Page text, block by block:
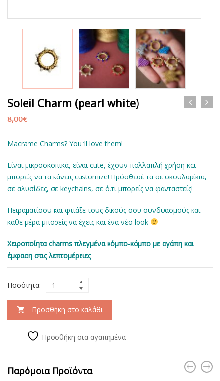
Soleil Charm (pearl white)
8,00€
Macrame Charms? You ‘ll love them!
Είναι μικροσκοπικά, είναι cute, έχουν πολλαπλή χρήση και
μπορείς να τα κάνεις customize! Πρόσθεσέ τα σε σκουλαρίκια,
σε αλυσίδες, σε keychains, σε ό,τι μπορείς να φανταστείς!
Πειραματίσου και φτιάξε τους δικούς σου συνδυασμούς και
κάθε μέρα μπορείς να έχεις και ένα νέο look
Χειροποίητα charms πλεγμένα κόμπο-κόμπο με αγάπη και
έμφαση στις λεπτομέρειες
Ποσότητα:
Προσθήκη στο καλάθι
Προσθήκη στα αγαπημένα
Παρόμοια Προϊόντα